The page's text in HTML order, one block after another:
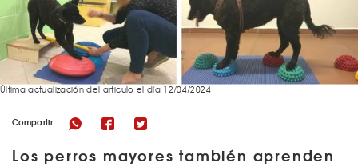
Compartir
Los perros mayores también aprenden
Última actualización del articulo el día 12/04/2024